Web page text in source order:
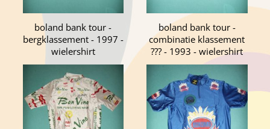
boland bank tour -
bergklassement - 1997 -
wielershirt
boland bank tour -
combinatie klassement
??? - 1993 - wielershirt